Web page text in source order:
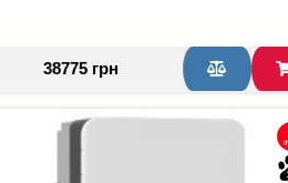
38775 грн